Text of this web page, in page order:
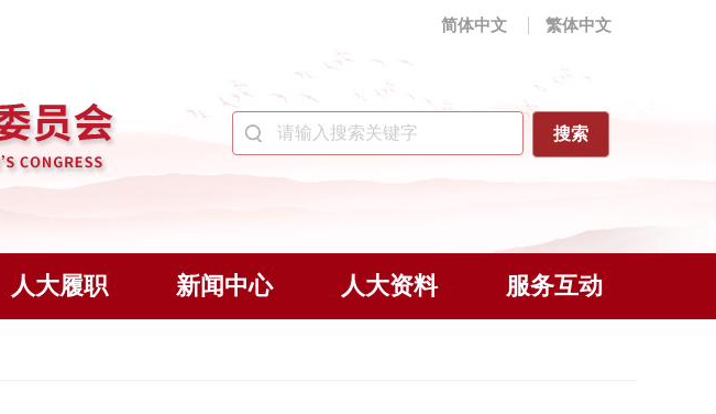
简体中文 繁体中文
人大履职 新闻中心 人大资料 服务互动